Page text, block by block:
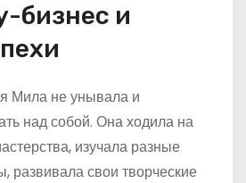
бизнес и
Мила не унывала и
над собой. Она ходила на
изучала разные
развивала свои творческие